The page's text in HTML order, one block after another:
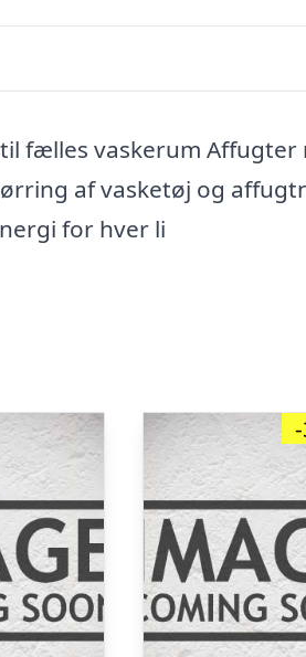
fælles vaskerum Affugter
af vasketøj og
for hver li